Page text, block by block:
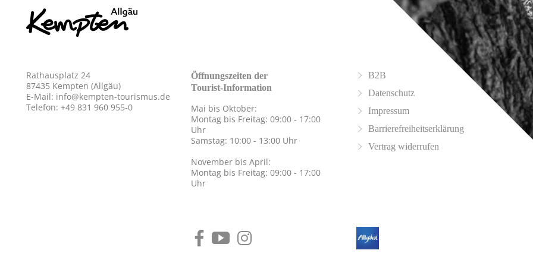
Rathausplatz 24
87435 Kempten (Allgäu)
E-Mail: info@kempten-tourismus.de
Telefon: +49 831 960 955-0
Öffnungszeiten der
Tourist-Information
Mai bis Oktober:
Montag bis Freitag: 09:00 - 17:00
Uhr
Samstag: 10:00 - 13:00 Uhr
November bis April:
Montag bis Freitag: 09:00 - 17:00
Uhr
B2B
Datenschutz
Impressum
Barrierefreiheitserklärung
Vertrag widerrufen